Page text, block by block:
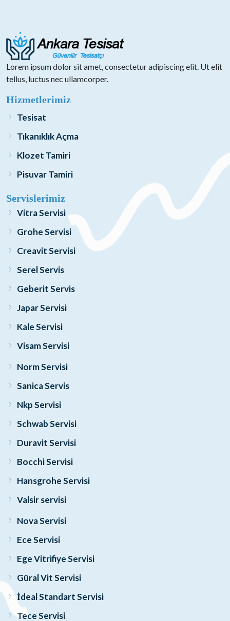
Lorem ipsum dolor sit amet, consectetur adipiscing elit. Ut elit
tellus, luctus nec ullamcorper.
Hizmetlerimiz
Tesisat
Tıkanıklık Açma
Klozet Tamiri
Pisuvar Tamiri
Servislerimiz
Vitra Servisi
Grohe Servisi
Creavit Servisi
Serel Servis
Geberit Servis
Japar Servisi
Kale Servisi
Visam Servisi
Norm Servisi
Sanica Servis
Nkp Servisi
Schwab Servisi
Duravit Servisi
Bocchi Servisi
Hansgrohe Servisi
Valsir servisi
Nova Servisi
Ece Servisi
Ege Vitrifiye Servisi
Güral Vit Servisi
İdeal Standart Servisi
Tece Servisi